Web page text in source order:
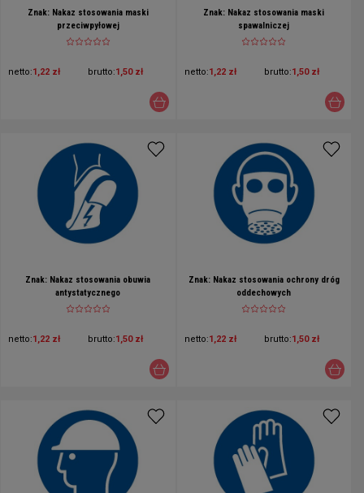
Znak: Nakaz stosowania maski
przeciwpyłowej
netto:1,22 zł brutto:1,50 zł
Znak: Nakaz stosowania maski
spawalniczej
netto:1,22 zł brutto:1,50 zł
Znak: Nakaz stosowania obuwia
antystatycznego
netto:1,22 zł brutto:1,50 zł
Znak: Nakaz stosowania ochrony dróg
oddechowych
netto:1,22 zł brutto:1,50 zł